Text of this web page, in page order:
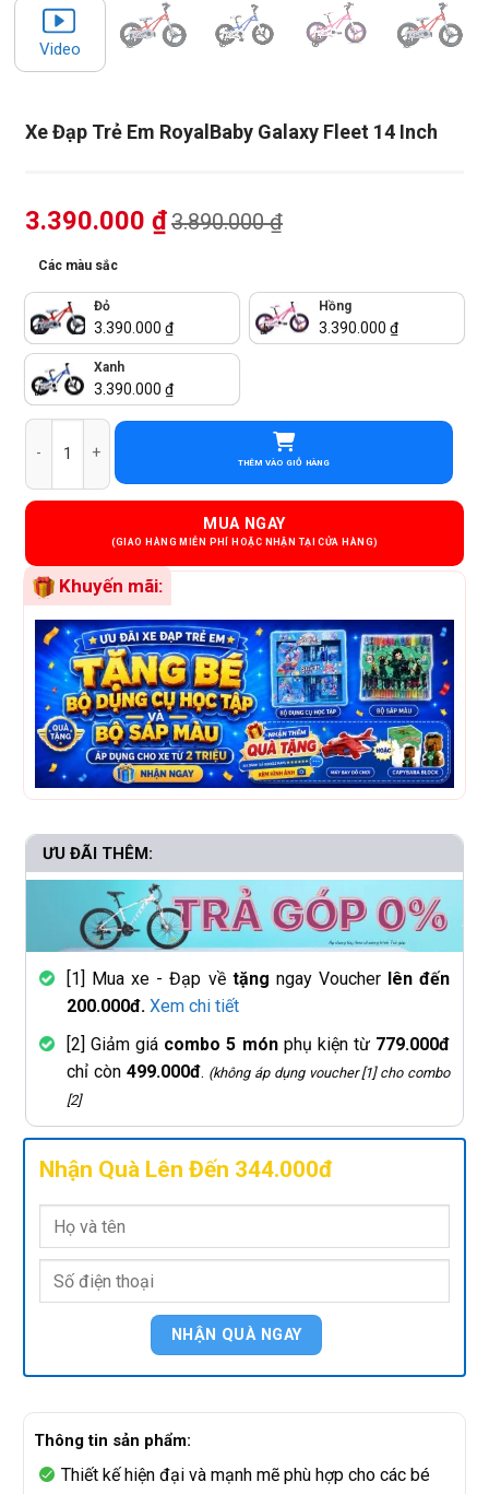
Xe Đạp Trẻ Em RoyalBaby Galaxy Fleet 14 Inch
Video
3.390.000 ₫3.890.000₫
Các màu sắc
Đỏ
3.390.000 ₫
Hồng
3.390.000 ₫
Xanh
3.390.000 ₫
Xe Đạp Trẻ Em RoyalBaby Galaxy Fleet 14 Inch số lượng
THÊM VÀO GIỎ HÀNG
MUA NGAY
Khuyến mãi:
ƯU ĐÃI THÊM:
[1] Mua xe - Đạp về tặng ngay Voucher lên đến
200.000đ. Xem chi tiết
[2] Giảm giá combo 5 mónphụ kiện từ 779.000đ
chỉ còn 499.000đ. (không áp dụng voucher [1] cho combo
[2]
Nhận Quà Lên Đến 344.000đ
Thông tin sản phẩm:
Thiết kế hiện đại và mạnh mẽ phù hợp cho các bé